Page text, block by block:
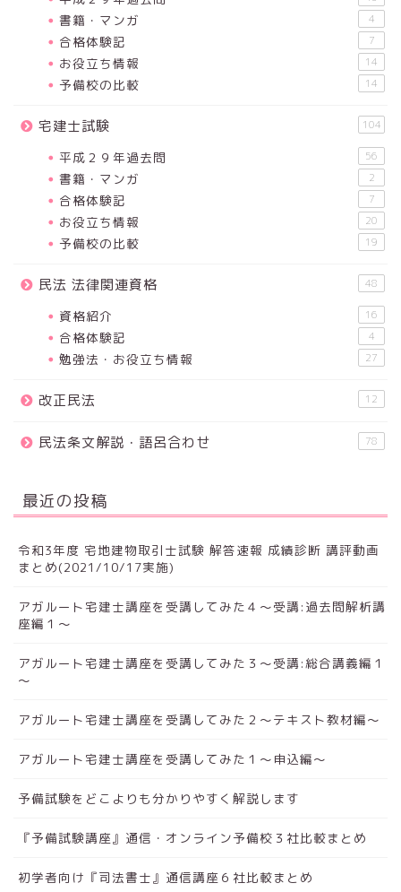
書籍・マンガ 4
合格体験記 7
お役立ち情報 14
予備校の比較 14
宅建士試験 104
平成２９年過去問 56
書籍・マンガ 2
合格体験記 7
お役立ち情報 20
予備校の比較 19
民法 法律関連資格 48
資格紹介 16
合格体験記 4
勉強法・お役立ち情報 27
改正民法 12
民法条文解説・語呂合わせ 78
最近の投稿
令和3年度 宅地建物取引士試験 解答速報 成績診断 講評動画
まとめ(2021/10/17実施)
アガルート宅建士講座を受講してみた４～受講:過去問解析講
座編１～
アガルート宅建士講座を受講してみた３～受講:総合講義編１
～
アガルート宅建士講座を受講してみた２～テキスト教材編～
アガルート宅建士講座を受講してみた１～申込編～
予備試験をどこよりも分かりやすく解説します
『予備試験講座』通信・オンライン予備校３社比較まとめ
初学者向け『司法書士』通信講座６社比較まとめ